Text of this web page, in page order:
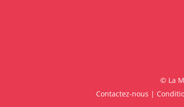
© La
Contactez-nous |